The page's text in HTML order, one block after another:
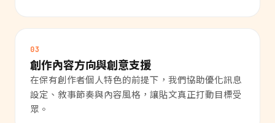
03
創作內容方向與創意支援
在保有創作者個人特色的前提下，我們協助優化訊息
設定、敘事節奏與內容風格，讓貼文真正打動目標受
眾。